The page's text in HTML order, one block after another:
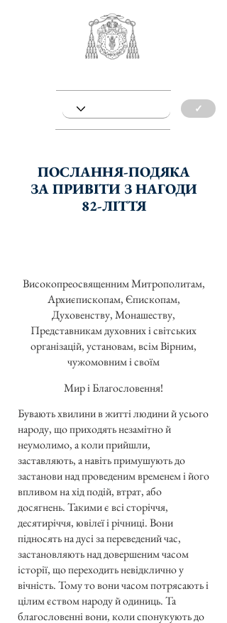
✓
ПОСЛАННЯ-ПОДЯКА
ЗА ПРИВІТИ З НАГОДИ
82-ЛІТТЯ
Високопреосвященним Митрополитам,
Архиєпископам, Єпископам,
Духовенству, Монашеству,
Представникам духовних і світських
організацій, установам, всім Вірним,
чужомовним і своїм
Мир і Благословення!
Бувають хвилини в житті людини й усього
народу, що приходять незамітно й
неумолимо, а коли прийшли,
заставляють, а навіть примушують до
застанови над проведеним временем і його
впливом на хід подій, втрат, або
досягнень. Такими є всі сторіччя,
десятиріччя, ювілеї і річниці. Вони
підносять на дусі за переведений час,
застановляють над довершеним часом
історії, що переходить невідклично у
вічність. Тому то вони часом потрясають і
цілим єством народу й одиниць. Та
благословенні вони, коли спонукують до